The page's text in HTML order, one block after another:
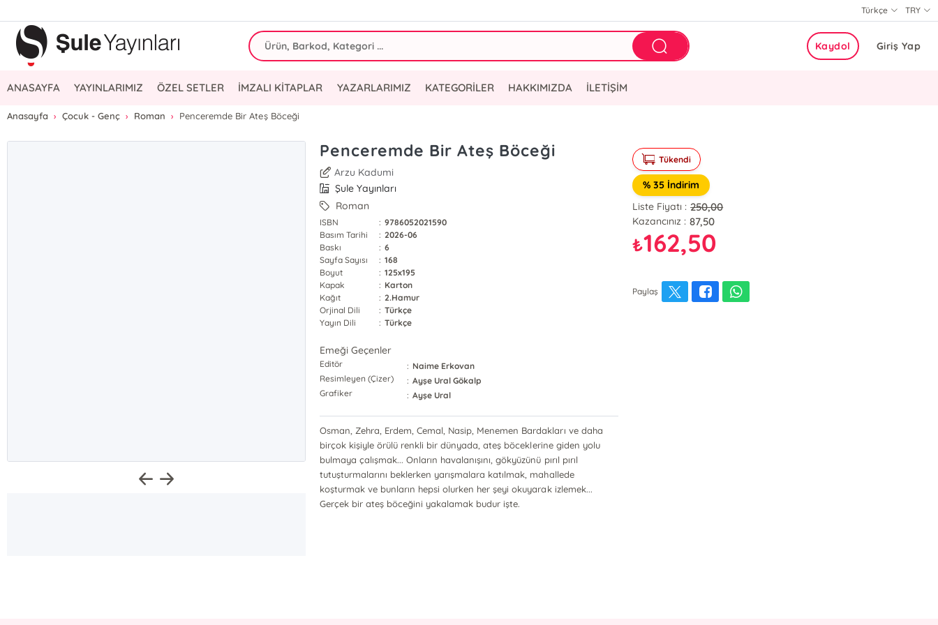
TRY
Türkçe
Giriş Yap
Kaydol
ANASAYFA YAYINLARIMIZ ÖZEL SETLER İMZALI KİTAPLAR YAZARLARIMIZ KATEGORİLER HAKKIMIZDA İLETİŞİM
Anasayfa Çocuk - Genç Roman Penceremde Bir Ateş Böceği
Penceremde Bir Ateş Böceği
Arzu Kadumi
Şule Yayınları
Roman
ISBN : 9786052021590
Basım Tarihi
: 2026-06
Baskı
: 6
Sayfa Sayısı
: 168
Boyut
: 125x195
Kapak
: Karton
Kağıt
: 2.Hamur
Orjinal Dili
: Türkçe
Yayın Dili
: Türkçe
Emeği Geçenler
Editör : Naime Erkovan
Resimleyen (Çizer)
: Ayşe Ural Gökalp
Grafiker
: Ayşe Ural
Osman, Zehra, Erdem, Cemal, Nasip, Menemen Bardakları ve daha
birçok kişiyle örülü renkli bir dünyada, ateş böceklerine giden yolu
bulmaya çalışmak... Onların havalanışını, gökyüzünü pırıl pırıl
tutuşturmalarını beklerken yarışmalara katılmak, mahallede
koşturmak ve bunların hepsi olurken her şeyi okuyarak izlemek...
Gerçek bir ateş böceğini yakalamak budur işte.
Tükendi
% 35 İndirim
Liste Fiyatı : 250,00
Kazancınız : 87,50
₺162,50
Paylaş